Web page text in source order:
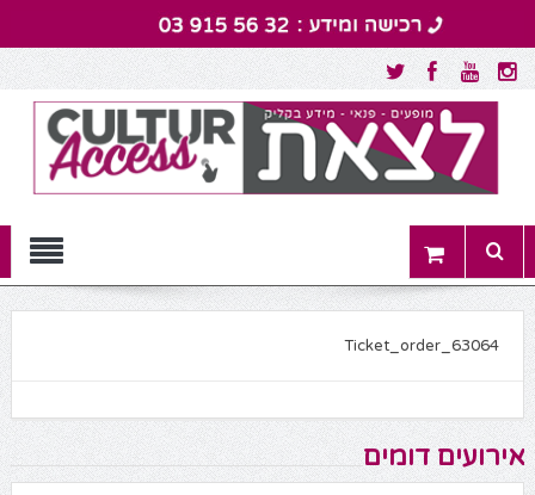
Menu
Ticket_order_63064
אירועים דומים